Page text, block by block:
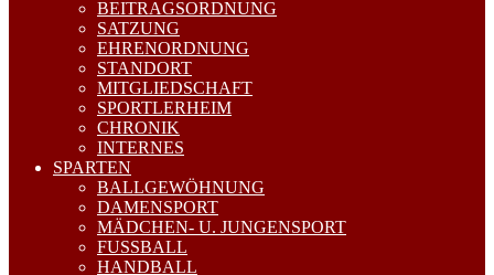
BEITRAGSORDNUNG
SATZUNG
EHRENORDNUNG
STANDORT
MITGLIEDSCHAFT
SPORTLERHEIM
CHRONIK
INTERNES
SPARTEN
BALLGEWÖHNUNG
DAMENSPORT
MÄDCHEN- U. JUNGENSPORT
FUSSBALL
HANDBALL